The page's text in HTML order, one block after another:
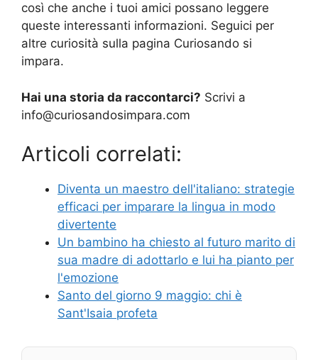
così che anche i tuoi amici possano leggere
queste interessanti informazioni. Seguici per
altre curiosità sulla pagina Curiosando si
impara.
Hai una storia da raccontarci? Scrivi a
info@curiosandosimpara.com
Articoli correlati:
Diventa un maestro dell'italiano: strategie
efficaci per imparare la lingua in modo
divertente
Un bambino ha chiesto al futuro marito di
sua madre di adottarlo e lui ha pianto per
l'emozione
Santo del giorno 9 maggio: chi è
Sant'Isaia profeta